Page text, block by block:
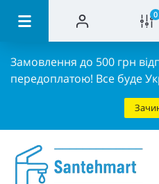
0
Замовлення до 500 грн
передоплатою! Все буде